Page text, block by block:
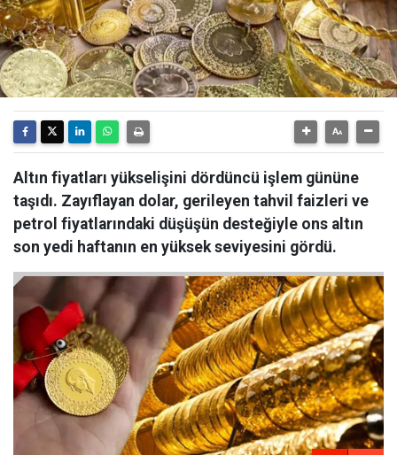
Altın fiyatları yükselişini dördüncü işlem gününe
taşıdı. Zayıflayan dolar, gerileyen tahvil faizleri ve
petrol fiyatlarındaki düşüşün desteğiyle ons altın
son yedi haftanın en yüksek seviyesini gördü.